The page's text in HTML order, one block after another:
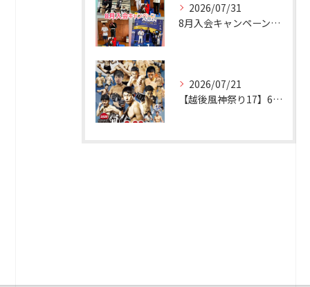
2026/07/31
8月入会キャンペーン実施
2026/07/21
【越後風神祭り17】6名参戦予定！